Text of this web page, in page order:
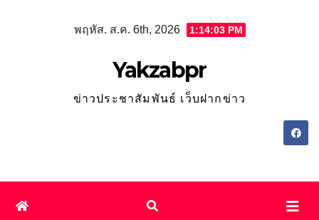
พฤหัส. ส.ค. 6th, 2026 1:14:04 PM
Yakzabpr
ข่าวประชาสัมพันธ์ เว็บฝากข่าว